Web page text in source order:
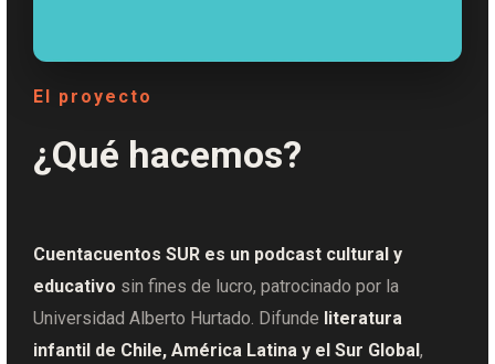
El proyecto
¿Qué hacemos?
Cuentacuentos SUR es un podcast cultural y
educativo sin fines de lucro, patrocinado por la
Universidad Alberto Hurtado. Difunde literatura
infantil de Chile, América Latina y el Sur Global,